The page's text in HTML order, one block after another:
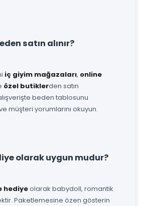
satın alınır?
iç giyim mağazaları, online
özel butiklerden satın
beden tablosunu
müşteri yorumlarını okuyun.
olarak uygun mudur?
hediyeolarak babydoll, romantik
Paketlemesine özen gösterin